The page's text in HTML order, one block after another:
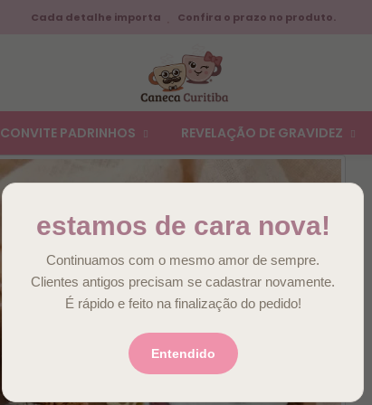
Cada detalhe importa Confira o prazo no produto.
CONVITE PADRINHOS REVELAÇÃO DE GRAVIDEZ
estamos de cara nova!
Continuamos com o mesmo amor de sempre.
Clientes antigos precisam se cadastrar novamente.
É rápido e feito na finalização do pedido!
Entendido